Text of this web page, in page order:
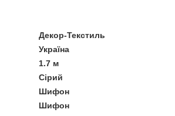
Декор-Текстиль
Україна
1.7 м
Сірий
Шифон
Шифон